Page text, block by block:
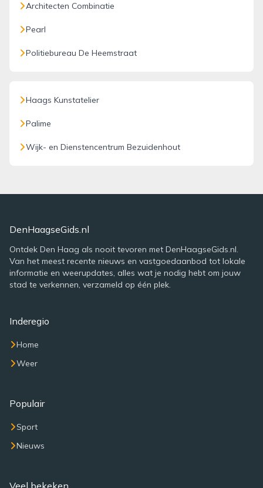
Architecten Combinatie
Pearl
Politiebureau De Heemstraat
Haags Kunstatelier
Palime
Wijk- en Dienstencentrum Bezuidenhout
DenHaagseGids.nl
Ontdek Den Haag als nooit tevoren met DenHaagseGids.nl.
Van het meest recente nieuws en vastgoedaanbod tot lokale
informatie en weerupdates, alles wat je nodig hebt om jouw
stad te verkennen, verzameld op één plek.
Inderegio
Home
Weer
Populair
Sport
Nieuws
Veel bekeken